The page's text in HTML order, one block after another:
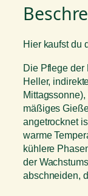
Hier kaufst du
Die Pflege der
Heller,
mäßiges
angetrocknet
warme
kühlere
der
abschneiden,